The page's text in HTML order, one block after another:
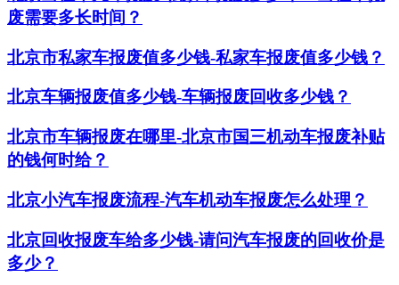
废需要多长时间？
北京市私家车报废值多少钱-私家车报废值多少钱？
北京车辆报废值多少钱-车辆报废回收多少钱？
北京市车辆报废在哪里-北京市国三机动车报废补贴
的钱何时给？
北京小汽车报废流程-汽车机动车报废怎么处理？
北京回收报废车给多少钱-请问汽车报废的回收价是
多少？